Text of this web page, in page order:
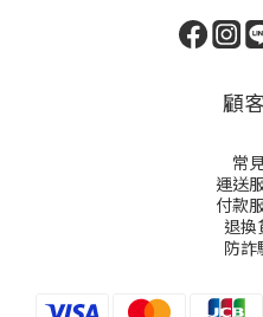
顧
常
運送
付款
退換
防詐